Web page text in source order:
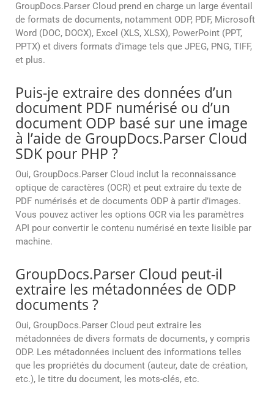
GroupDocs.Parser Cloud prend en charge un large éventail
de formats de documents, notamment ODP, PDF, Microsoft
Word (DOC, DOCX), Excel (XLS, XLSX), PowerPoint (PPT,
PPTX) et divers formats d’image tels que JPEG, PNG, TIFF,
et plus.
Puis-je extraire des données d’un
document PDF numérisé ou d’un
document ODP basé sur une image
à l’aide de GroupDocs.Parser Cloud
SDK pour PHP ?
Oui, GroupDocs.Parser Cloud inclut la reconnaissance
optique de caractères (OCR) et peut extraire du texte de
PDF numérisés et de documents ODP à partir d’images.
Vous pouvez activer les options OCR via les paramètres
API pour convertir le contenu numérisé en texte lisible par
machine.
GroupDocs.Parser Cloud peut-il
extraire les métadonnées de ODP
documents ?
Oui, GroupDocs.Parser Cloud peut extraire les
métadonnées de divers formats de documents, y compris
ODP. Les métadonnées incluent des informations telles
que les propriétés du document (auteur, date de création,
etc.), le titre du document, les mots-clés, etc.